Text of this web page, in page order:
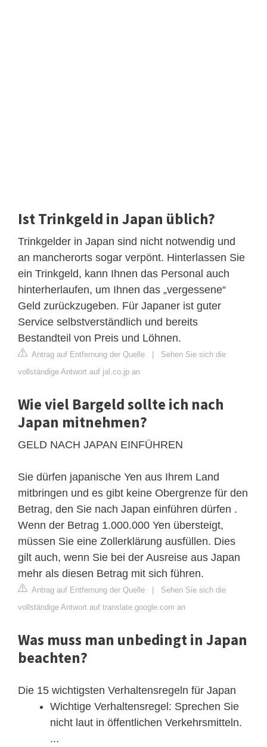
Ist Trinkgeld in Japan üblich?
Trinkgelder in Japan sind nicht notwendig und
an mancherorts sogar verpönt. Hinterlassen Sie
ein Trinkgeld, kann Ihnen das Personal auch
hinterherlaufen, um Ihnen das „vergessene“
Geld zurückzugeben. Für Japaner ist guter
Service selbstverständlich und bereits
Bestandteil von Preis und Löhnen.
Antrag auf Entfernung der Quelle | Sehen Sie sich die
vollständige Antwort auf jal.co.jp an
Wie viel Bargeld sollte ich nach
Japan mitnehmen?
GELD NACH JAPAN EINFÜHREN
Sie dürfen japanische Yen aus Ihrem Land
mitbringen und es gibt keine Obergrenze für den
Betrag, den Sie nach Japan einführen dürfen .
Wenn der Betrag 1.000.000 Yen übersteigt,
müssen Sie eine Zollerklärung ausfüllen. Dies
gilt auch, wenn Sie bei der Ausreise aus Japan
mehr als diesen Betrag mit sich führen.
Antrag auf Entfernung der Quelle | Sehen Sie sich die
vollständige Antwort auf translate.google.com an
Was muss man unbedingt in Japan
beachten?
Die 15 wichtigsten Verhaltensregeln für Japan
Wichtige Verhaltensregel: Sprechen Sie
nicht laut in öffentlichen Verkehrsmitteln.
...